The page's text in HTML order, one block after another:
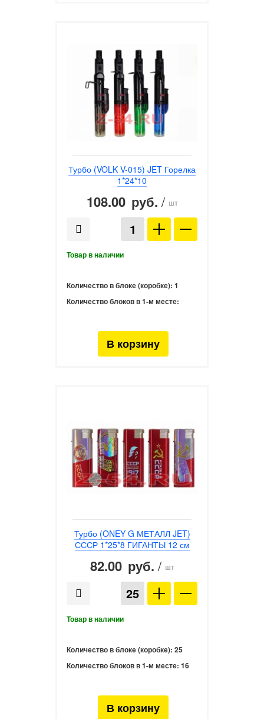
Турбо (VOLK V-015) JET Горелка
1*24*10
108.00 руб. / шт
Количество в блоке (коробке): 1
Количество блоков в 1-м месте:
Турбо (ONEY G МЕТАЛЛ JET)
СССР 1*25*8 ГИГАНТЫ 12 см
82.00 руб. / шт
Количество в блоке (коробке): 25
Количество блоков в 1-м месте: 16